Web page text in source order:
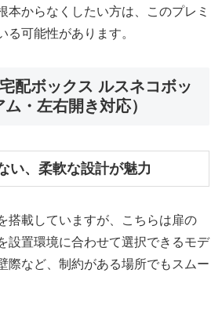
本からなくしたい方は、このプレミ
る可能性があります。
配ボックス ルスネコボッ
・左右開き対応）
い、柔軟な設計が魅力
搭載していますが、こちらは扉の
設置環境に合わせて選択できるモデ
際など、制約がある場所でもスムー